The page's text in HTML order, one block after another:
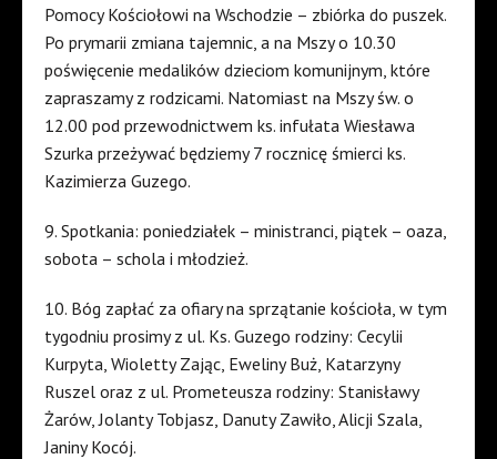
Pomocy Kościołowi na Wschodzie – zbiórka do puszek.
Po prymarii zmiana tajemnic, a na Mszy o 10.30
poświęcenie medalików dzieciom komunijnym, które
zapraszamy z rodzicami. Natomiast na Mszy św. o
12.00 pod przewodnictwem ks. infułata Wiesława
Szurka przeżywać będziemy 7 rocznicę śmierci ks.
Kazimierza Guzego.
9. Spotkania: poniedziałek – ministranci, piątek – oaza,
sobota – schola i młodzież.
10. Bóg zapłać za ofiary na sprzątanie kościoła, w tym
tygodniu prosimy z ul. Ks. Guzego rodziny: Cecylii
Kurpyta, Wioletty Zając, Eweliny Buż, Katarzyny
Ruszel oraz z ul. Prometeusza rodziny: Stanisławy
Żarów, Jolanty Tobjasz, Danuty Zawiło, Alicji Szala,
Janiny Kocój.